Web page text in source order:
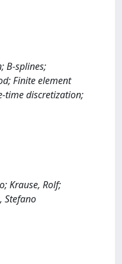
B-splines;
Finite element
time discretization;
Krause, Rolf;
Stefano